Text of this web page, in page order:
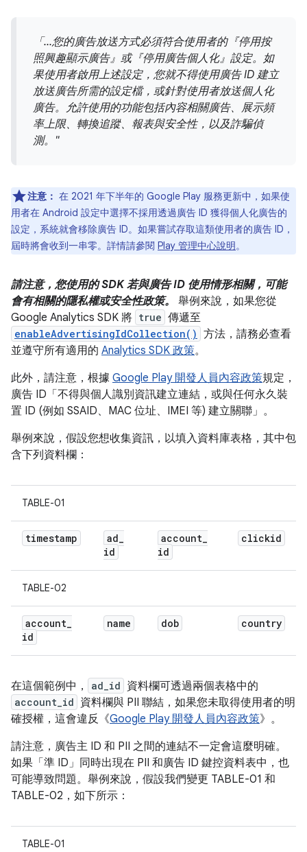
「...您的廣告放送方式必須符合使用者的『停用按
照興趣顯示廣告』或『停用廣告個人化』設定。如
果使用者啟用上述設定，您就不得使用廣告 ID 建立
放送廣告所需的設定檔，或針對使用者放送個人化
廣告。允許使用的功能包括內容相關廣告、展示頻
率上限、轉換追蹤、報表與安全性，以及詐騙偵
測。"
注意： 在 2021 年下半年的 Google Play 服務更新中，如果使
用者在 Android 設定中選擇不採用透過廣告 ID 獲得個人化廣告的
設定，系統就會移除廣告 ID。如果嘗試存取這類使用者的廣告 ID，
屆時將會收到一串零。詳情請參閱 Play 管理中心說明。
請注意，您使用的 SDK 若與廣告 ID 使用情形相關，可能
會有相關的隱私權或安全性政策。
舉例來說，如果您從
Google Analytics SDK 將 true 傳遞至
enableAdvertisingIdCollection() 方法，請務必查看
並遵守所有適用的 Analytics SDK 政策。
此外，請注意，根據 Google Play 開發人員內容政策規定，
廣告 ID「不得與個人識別資訊建立連結，或與任何永久裝
置 ID (例如 SSAID、MAC 位址、IMEI 等) 建立關聯」。
舉例來說，假設您想收集資訊，以填入資料庫表格，其中包
含下列資料欄：
TABLE-01
timestamp ad_
id
account_
id
clickid
TABLE-02
account_
id
name dob country
在這個範例中， ad_id 資料欄可透過兩個表格中的
account_id 資料欄與 PII 聯結，如果您未取得使用者的明
確授權，這會違反《Google Play 開發人員內容政策》。
請注意，廣告主 ID 和 PII 之間的連結不一定會這麼明確。
如果「準 ID」同時出現在 PII 和廣告 ID 鍵控資料表中，也
可能導致問題。舉例來說，假設我們變更 TABLE-01 和
TABLE-02，如下所示：
TABLE-01